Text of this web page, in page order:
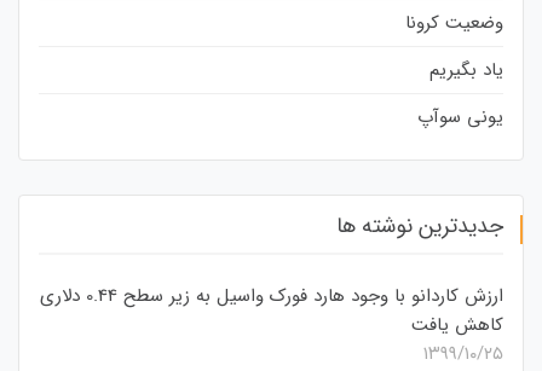
وضعیت کرونا
یاد بگیریم
یونی سوآپ
جدیدترین نوشته ها
ارزش کاردانو با وجود هارد فورک واسیل به زیر سطح 0.44 دلاری
کاهش یافت
۱۳۹۹/۱۰/۲۵